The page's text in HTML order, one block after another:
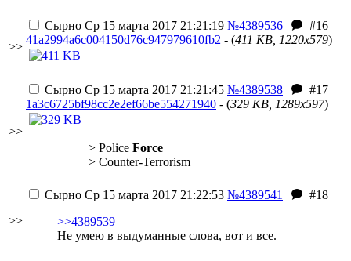
>>
Сырно Ср 15 марта 2017 21:21:19 №4389536
#16
41a2994a6c004150d76c947979610fb2 - (411 KB, 1220x579)
>>
Сырно Ср 15 марта 2017 21:21:45 №4389538
#17
1a3c6725bf98cc2e2ef66be554271940 - (329 KB, 1289x597)
> Police Force
> Counter-Terrorism
>>
Сырно Ср 15 марта 2017 21:22:53 №4389541
#18
>>4389539
Не умею в выдуманные слова, вот и все.